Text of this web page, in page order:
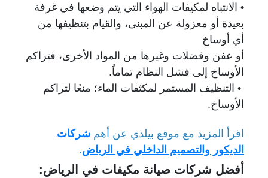
• الانتباه لمكيفات الهواء التي يتم وضعها في غرفة
بعيدة أو معزولة عن المبنى، والقيام بتنظيفها من
أي أوساخ
أو عفن وفضلات وغيرها من المواد الأخرى، فتراكم
الأوساخ إلى فشل النظام تماماً.
• التنظيف المستمر لمكثفات الماء؛ منعًا لتراكم
الأوساخ.
اقرأ المزيد مع موقع بيلدي عن أهم شركات
الديكور والتصميم الداخلي في الر ياض.
أفضل شركات صيانة مكيفات في الرياض: